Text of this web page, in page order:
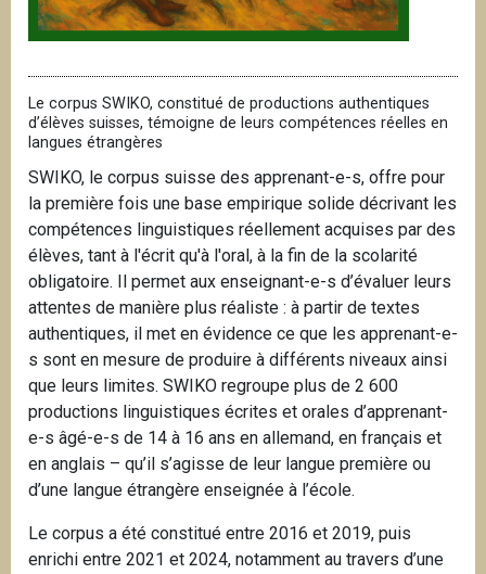
Le corpus SWIKO, constitué de productions authentiques
d’élèves suisses, témoigne de leurs compétences réelles en
langues étrangères
SWIKO, le corpus suisse des apprenant-e-s, offre pour
la première fois une base empirique solide décrivant les
compétences linguistiques réellement acquises par des
élèves, tant à l'écrit qu'à l'oral, à la fin de la scolarité
obligatoire. Il permet aux enseignant-e-s d’évaluer leurs
attentes de manière plus réaliste : à partir de textes
authentiques, il met en évidence ce que les apprenant-e-
s sont en mesure de produire à différents niveaux ainsi
que leurs limites. SWIKO regroupe plus de 2 600
productions linguistiques écrites et orales d’apprenant-
e-s âgé-e-s de 14 à 16 ans en allemand, en français et
en anglais – qu’il s’agisse de leur langue première ou
d’une langue étrangère enseignée à l’école.
Le corpus a été constitué entre 2016 et 2019, puis
enrichi entre 2021 et 2024, notamment au travers d’une